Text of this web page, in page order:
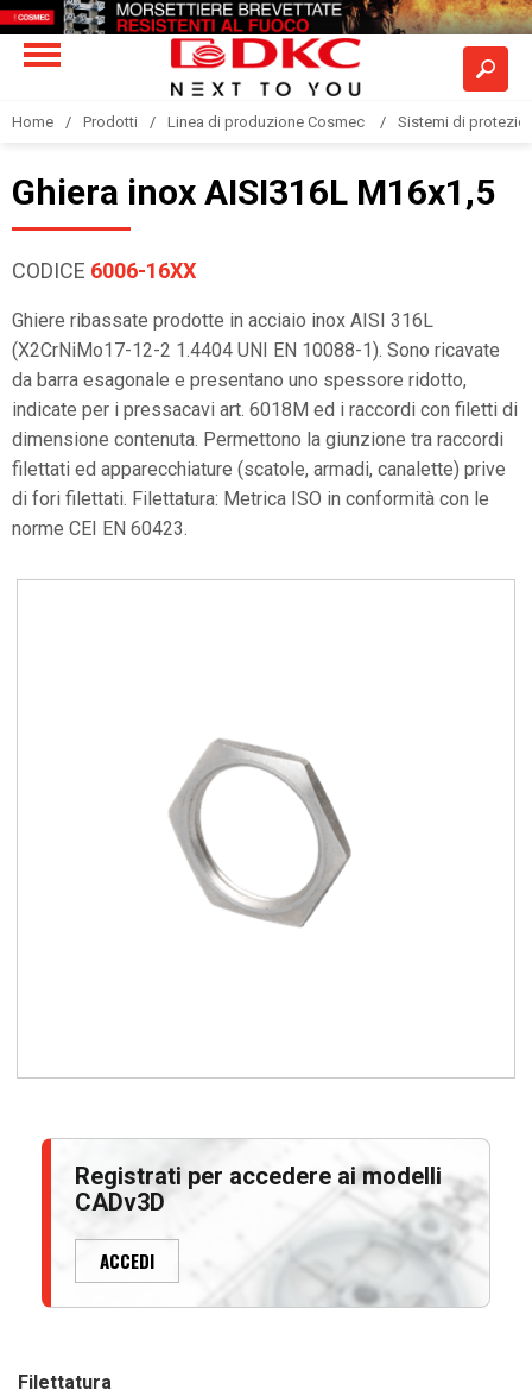
Home Prodotti Linea di produzione Cosmec Sistemi di
Ghiera inox AISI316L M16x1,5
CODICE 6006-16XX
Ghiere ribassate prodotte in acciaio inox AISI 316L
(X2CrNiMo17-12-2 1.4404 UNI EN 10088-1). Sono ricavate
da barra esagonale e presentano uno spessore ridotto,
indicate per i pressacavi art. 6018M ed i raccordi con filetti di
dimensione contenuta. Permettono la giunzione tra raccordi
filettati ed apparecchiature (scatole, armadi, canalette) prive
di fori filettati. Filettatura: Metrica ISO in conformità con le
norme CEI EN 60423.
Registrati per accedere ai modelli
CADv3D
ACCEDI
Filettatura